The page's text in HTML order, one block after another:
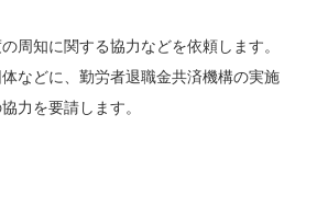
周知に関する協力などを依頼します。
などに、勤労者退職金共済機構の実施
力を要請します。